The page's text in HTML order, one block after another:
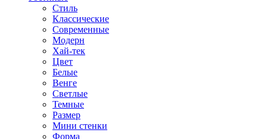
Стиль
Классические
Современные
Модерн
Хай-тек
Цвет
Белые
Венге
Светлые
Темные
Размер
Мини стенки
Форма